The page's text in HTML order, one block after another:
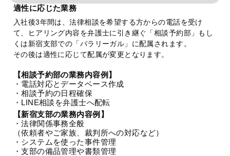
適性に応じた業務
入社後3年間は、法律相談を希望する方からの電話を受け
て、ヒアリング内容を弁護士に引き継ぐ「相談予約部」もし
くは新宿支部での「パラリーガル」に配属されます。
その後は適性に応じて配属が変更となります。
【相談予約部の業務内容例】
・電話対応とデータベース作成
・相談予約の日程確保
・LINE相談を弁護士へ配転
【新宿支部の業務内容例】
・法律関係事務全般
（依頼者やご家族、裁判所への対応など）
・システムを使った事件管理
・支部の備品管理や書類管理
お知らせ
特設サイト
法人グループ
プライバシーポリシー 利用規約 内部通報
TikTok受賞 定義集